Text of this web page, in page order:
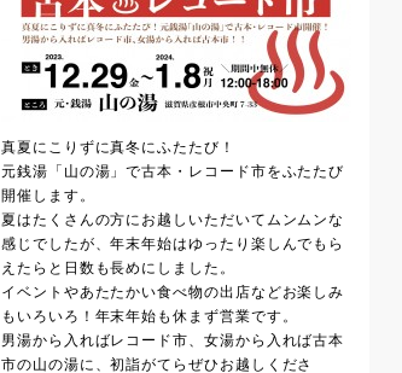
真夏にこりずに真冬にふたたび！
元銭湯「山の湯」で古本・レコード市をふたたび
開催します。
夏はたくさんの方にお越しいただいてムンムンな
感じでしたが、年末年始はゆったり楽しんでもら
えたらと日数も長めにしました。
イベントやあたたかい食べ物の出店などお楽しみ
もいろいろ！年末年始も休まず営業です。
男湯から入ればレコード市、女湯から入れば古本
市の山の湯に、初詣がてらぜひお越しくださ